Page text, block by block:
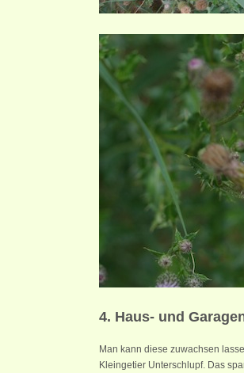
4. Haus- und
Man kann diese zuwachsen
Kleingetier Unterschlupf. Das